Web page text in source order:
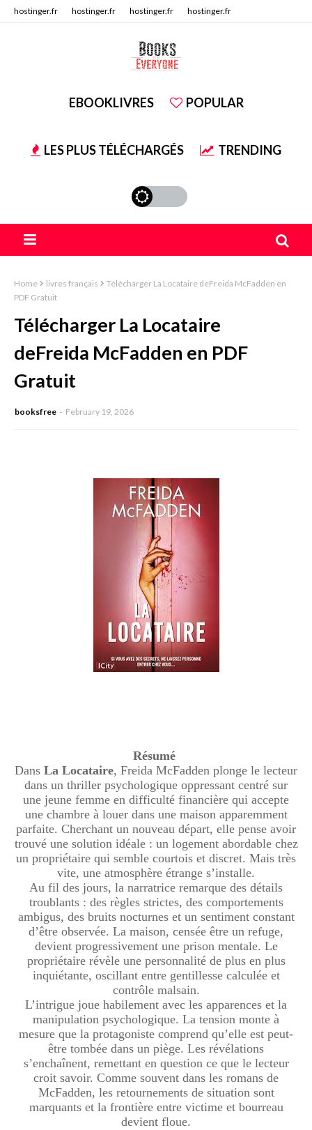
hostinger.fr hostinger.fr hostinger.fr hostinger.fr
EBOOKLIVRES POPULAR
LES PLUS TÉLÉCHARGÉS TRENDING
Home livres français
Télécharger La Locataire deFreida McFadden en
PDF Gratuit
Télécharger La Locataire
deFreida McFadden en PDF
Gratuit
booksfree February 19, 2026
Résumé
Dans La Locataire, Freida McFadden plonge le lecteur
dans un thriller psychologique oppressant centré sur
une jeune femme en difficulté financière qui accepte
une chambre à louer dans une maison apparemment
parfaite. Cherchant un nouveau départ, elle pense avoir
trouvé une solution idéale : un logement abordable chez
un propriétaire qui semble courtois et discret. Mais très
vite, une atmosphère étrange s’installe.
Au fil des jours, la narratrice remarque des détails
troublants : des règles strictes, des comportements
ambigus, des bruits nocturnes et un sentiment constant
d’être observée. La maison, censée être un refuge,
devient progressivement une prison mentale. Le
propriétaire révèle une personnalité de plus en plus
inquiétante, oscillant entre gentillesse calculée et
contrôle malsain.
L’intrigue joue habilement avec les apparences et la
manipulation psychologique. La tension monte à
mesure que la protagoniste comprend qu’elle est peut-
être tombée dans un piège. Les révélations
s’enchaînent, remettant en question ce que le lecteur
croit savoir. Comme souvent dans les romans de
McFadden, les retournements de situation sont
marquants et la frontière entre victime et bourreau
devient floue.